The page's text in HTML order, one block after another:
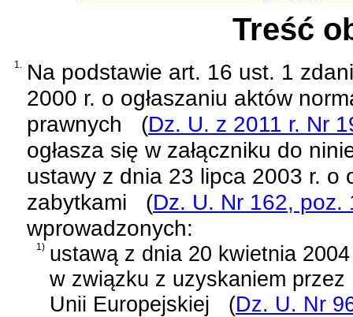
Treść
1. Na podstawie art. 16 ust. 1
2000 r. o ogłaszaniu aktów
prawnych
(Dz. U. z 2011 r. Nr
ogłasza się w załączniku do
ustawy z dnia 23 lipca 2003 r. o
zabytkami
(Dz. U. Nr 162, poz.
wprowadzonych:
1) ustawą z dnia 20 kwietnia
w związku z uzyskaniem
Unii Europejskiej
(Dz. U. Nr